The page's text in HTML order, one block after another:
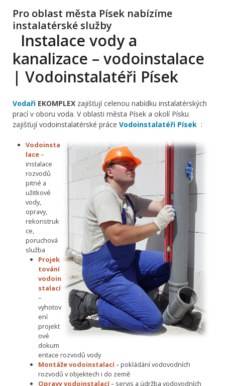
Pro oblast města Písek nabízíme
instalatérské služby
Instalace vody a
kanalizace – vodoinstalace
| Vodoinstalatéři Písek
Vodaři EKOMPLEX zajišťují celenou nabídku instalatérských
prací v oboru voda. V oblasti města Písek a okolí Písku
zajišťují vodoinstalatérské práce Vodoinstalatéři Písek :
Vodoinsta
lace–
instalace
rozvodů
pitné a
užitkové
vody,
opravy,
rekonstruk
ce,
poruchová
služba
Projek
tování
vodoin
stalací
–
vyhotov
ení
projekt
ové
dokum
entace rozvodů vody
Montáže vodoinstalací– pokládání vodovodních
rozvodů v objektech i do země
Opravy vodoinstalací– servis a údržba vodovodních